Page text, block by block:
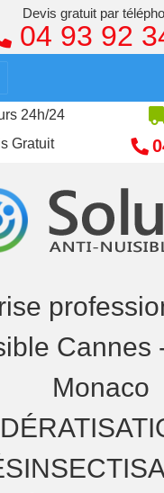
24h/24
Gratuit
Cannes
Monaco
Devis gratuit par
04 93 92